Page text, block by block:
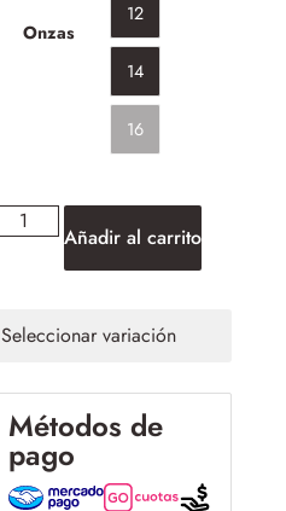
Onzas
12
14
16
Añadir al carrito
Seleccionar variación
Métodos de
pago